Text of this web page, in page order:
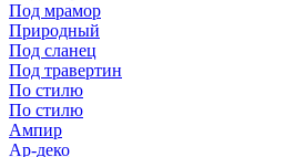
Под мрамор
Природный
Под сланец
Под травертин
По стилю
По стилю
Ампир
Ар-деко